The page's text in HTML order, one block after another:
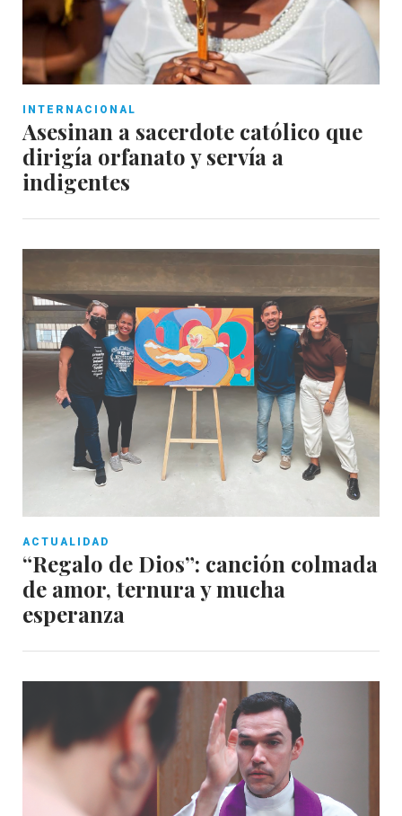
INTERNACIONAL
Asesinan a sacerdote católico que
dirigía orfanato y servía a
indigentes
ACTUALIDAD
“Regalo de Dios”: canción colmada
de amor, ternura y mucha
esperanza